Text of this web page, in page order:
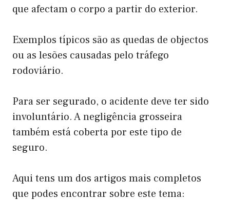
que afectam o corpo a partir do exterior.
Exemplos típicos são as quedas de objectos
ou as lesões causadas pelo tráfego
rodoviário.
Para ser segurado, o acidente deve ter sido
involuntário. A negligência grosseira
também está coberta por este tipo de
seguro.
Aqui tens um dos artigos mais completos
que podes encontrar sobre este tema: